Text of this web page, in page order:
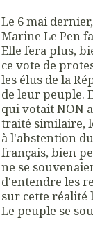
Le 6 mai
Marine Le Pen
Elle fera plus,
ce vote de
les élus de la
de leur peuple.
qui votait NON
traité similaire,
à l'abstention
français, bien
ne se
d'entendre les
sur cette réalité
Le peuple se